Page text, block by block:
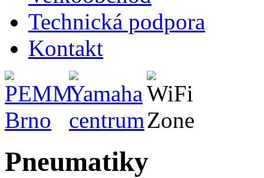
Technická podpora
Kontakt
Pneumatiky